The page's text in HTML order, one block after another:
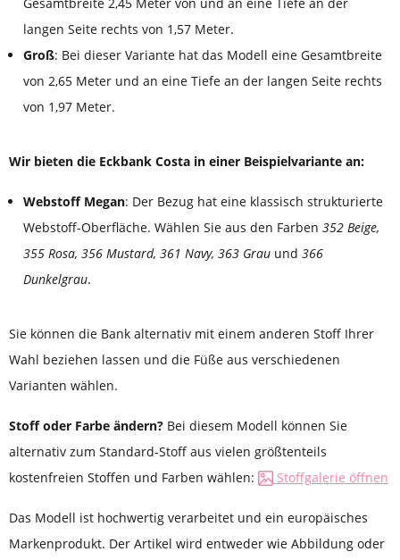
Gesamtbreite 2,45 Meter von und an eine Tiefe an der
langen Seite rechts von 1,57 Meter.
Groß: Bei dieser Variante hat das Modell eine Gesamtbreite
von 2,65 Meter und an eine Tiefe an der langen Seite rechts
von 1,97 Meter.
Wir bieten die Eckbank Costa in einer Beispielvariante an:
Webstoff Megan: Der Bezug hat eine klassisch strukturierte
Webstoff-Oberfläche. Wählen Sie aus den Farben 352 Beige,
355 Rosa, 356 Mustard, 361 Navy, 363 Grau und 366
Dunkelgrau.
Sie können die Bank alternativ mit einem anderen Stoff Ihrer
Wahl beziehen lassen und die Füße aus verschiedenen
Varianten wählen.
Stoff oder Farbe ändern? Bei diesem Modell können Sie
alternativ zum Standard-Stoff aus vielen größtenteils
kostenfreien Stoffen und Farben wählen:
Stoffgalerie öffnen
Das Modell ist hochwertig verarbeitet und ein europäisches
Markenprodukt. Der Artikel wird entweder wie Abbildung oder